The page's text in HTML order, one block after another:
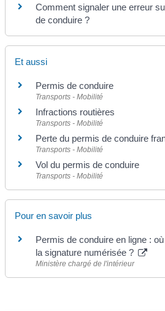
Comment signaler une erreur
de conduire ?
Et aussi
Permis de conduire
Transports - Mobilité
Infractions routières
Transports - Mobilité
Perte du permis de conduire
Transports - Mobilité
Vol du permis de conduire
Transports - Mobilité
Pour en savoir plus
Permis de conduire en ligne :
la signature numérisée ?
Ministère chargé de l'intérieur